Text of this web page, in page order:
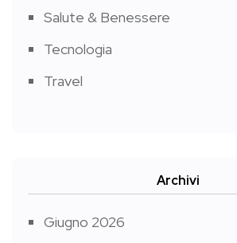
Salute & Benessere
Tecnologia
Travel
Archivi
Giugno 2026